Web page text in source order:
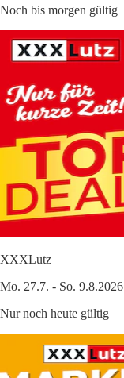
Noch bis morgen gültig
XXXLutz
Mo. 27.7. - So. 9.8.2026
Nur noch heute gültig